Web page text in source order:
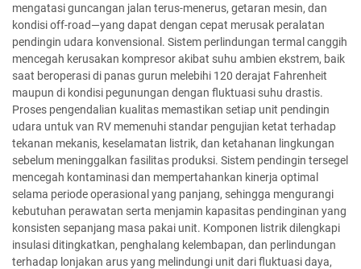
mengatasi guncangan jalan terus-menerus, getaran mesin, dan
kondisi off-road—yang dapat dengan cepat merusak peralatan
pendingin udara konvensional. Sistem perlindungan termal canggih
mencegah kerusakan kompresor akibat suhu ambien ekstrem, baik
saat beroperasi di panas gurun melebihi 120 derajat Fahrenheit
maupun di kondisi pegunungan dengan fluktuasi suhu drastis.
Proses pengendalian kualitas memastikan setiap unit pendingin
udara untuk van RV memenuhi standar pengujian ketat terhadap
tekanan mekanis, keselamatan listrik, dan ketahanan lingkungan
sebelum meninggalkan fasilitas produksi. Sistem pendingin tersegel
mencegah kontaminasi dan mempertahankan kinerja optimal
selama periode operasional yang panjang, sehingga mengurangi
kebutuhan perawatan serta menjamin kapasitas pendinginan yang
konsisten sepanjang masa pakai unit. Komponen listrik dilengkapi
insulasi ditingkatkan, penghalang kelembapan, dan perlindungan
terhadap lonjakan arus yang melindungi unit dari fluktuasi daya,